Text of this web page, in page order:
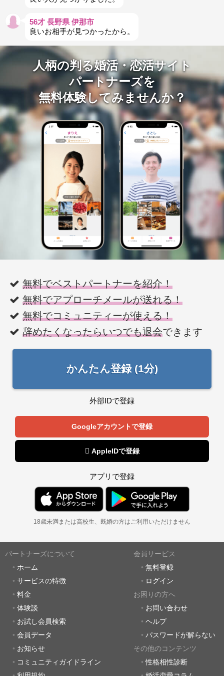
56才 長野県 伊那市
良いお相手が見つかったから。
人柄の判る婚活・恋活サイト
パートナーズを
無料体験してみませんか？
無料でベストパートナーを紹介！
無料でアプローチメールが送れる！
無料でコミュニティーが使える！
辞めたくなったらいつでも退会できます
かんたん登録 (1分)
外部IDで登録
Googleアカウントで登録
 AppleIDで登録
アプリで登録
18歳未満または高校生、既婚の方はご利用いただけません
パートナーズについて
ホーム
サービスの特徴
料金
体験談
お試し会員検索
会員データ
お知らせ
コミュニティガイドライン
会員サービス
無料登録
ログイン
お困りの方へ
お問い合わせ
ヘルプ
パスワードが解らない
その他のコンテンツ
性格相性診断